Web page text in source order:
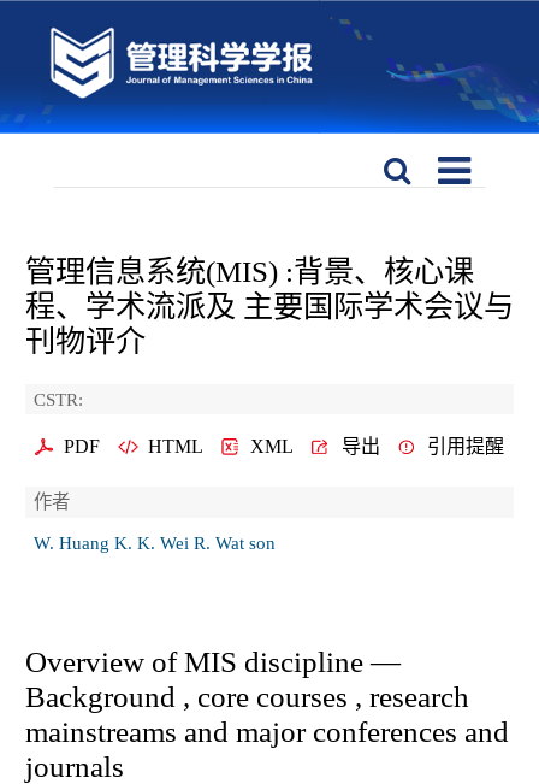
管理信息系统(MIS) :背景、核心课
程、学术流派及 主要国际学术会议与
刊物评介
CSTR:
PDF HTML XML 导出 引用提醒
作者
W. Huang K. K. Wei R. Wat son
Overview of MIS discipline —
Background , core courses , research
mainstreams and major conferences and
journals